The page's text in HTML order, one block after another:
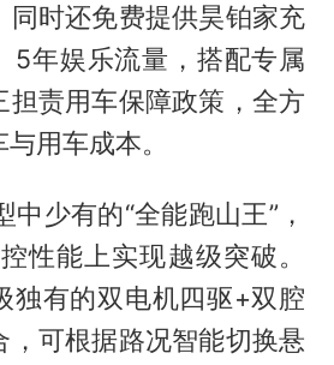
同时还免费提供昊铂家充
5年娱乐流量，搭配专属
担责用车保障政策，全方
用车成本。
少有的“全能跑山王”，
性能上实现越级突破。
独有的双电机四驱+双腔
可根据路况智能切换悬